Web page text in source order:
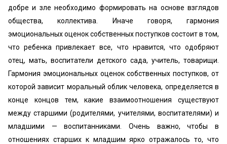
добре и зле необходимо формировать на основе взглядов
общества, коллектива. Иначе говоря, гармония
эмоциональных оценок собственных поступков состоит в том,
что ребенка привлекает все, что нравится, что одобряют
отец, мать, воспитатели детского сада, учитель, товарищи.
Гармония эмоциональных оценок собственных поступков, от
которой зависит моральный облик человека, определяется в
конце концов тем, какие взаимоотношения существуют
между старшими (родителями, учителями, воспитателями) и
младшими — воспитанниками. Очень важно, чтобы в
отношениях старших к младшим ярко отражалось то, что